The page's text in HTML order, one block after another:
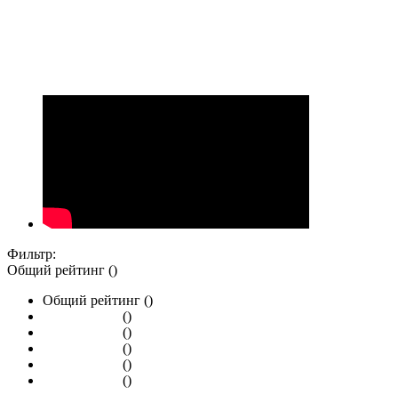
Фильтр:
Общий рейтинг ()
Общий рейтинг ()
()
()
()
()
()